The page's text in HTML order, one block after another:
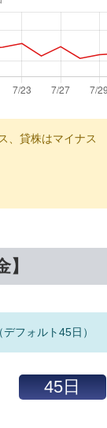
、貸株はマイナス
フォルト45日）